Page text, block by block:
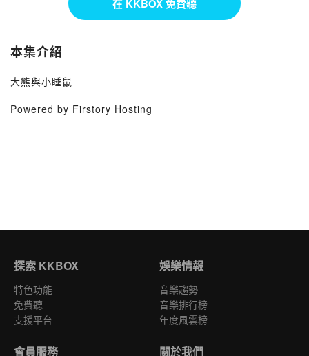
在 KKBOX 免費聽
本集介紹
大熊與小睡鼠
Powered by Firstory Hosting
探索 KKBOX
特色功能
免費聽
支援平台
娛樂情報
音樂趨勢
音樂排行榜
年度風雲榜
會員服務 關於我們